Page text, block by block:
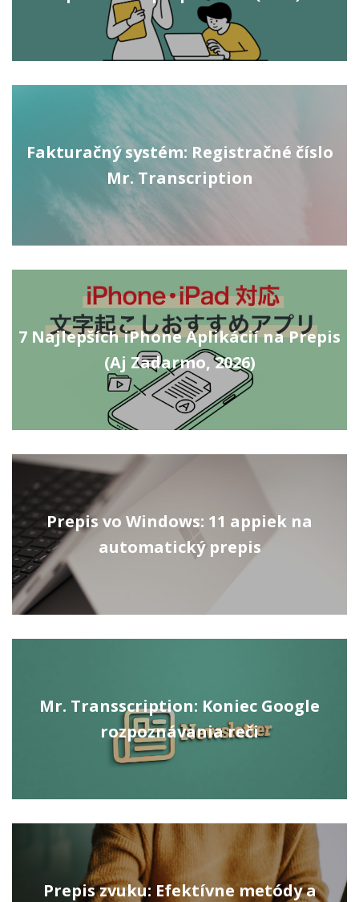
Fakturačný systém: Registračné číslo
Mr. Transcription
7 Najlepších iPhone Aplikácií na Prepis
(Aj Zadarmo, 2026)
Prepis vo Windows: 11 appiek na
automatický prepis
Mr. Transscription: Koniec Google
rozpoznávania reči
Prepis zvuku: Efektívne metódy a